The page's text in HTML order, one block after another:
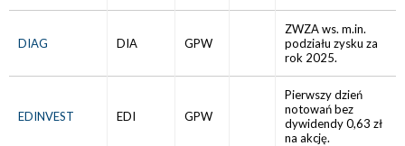
DIAG DIA GPW
ZWZA ws. m.in.
podziału zysku za
rok 2025.
EDINVEST EDI GPW
Pierwszy dzień
notowań bez
dywidendy 0,63 zł
na akcję.